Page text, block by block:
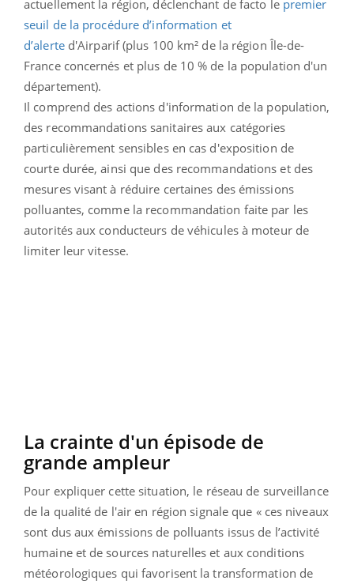
actuellement la région, déclenchant de facto le premier
seuil de la procédure d’information et
d’alerted'Airparif (plus 100 km² de la région Île-de-
France concernés et plus de 10 % de la population d'un
département).
Il comprend des actions d'information de la population,
des recommandations sanitaires aux catégories
particulièrement sensibles en cas d'exposition de
courte durée, ainsi que des recommandations et des
mesures visant à réduire certaines des émissions
polluantes, comme la recommandation faite par les
autorités aux conducteurs de véhicules à moteur de
limiter leur vitesse.
La crainte d'un épisode de
grande ampleur
Pour expliquer cette situation, le réseau de surveillance
de la qualité de l'air en région signale que « ces niveaux
sont dus aux émissions de polluants issus de l’activité
humaine et de sources naturelles et aux conditions
météorologiques qui favorisent la transformation de